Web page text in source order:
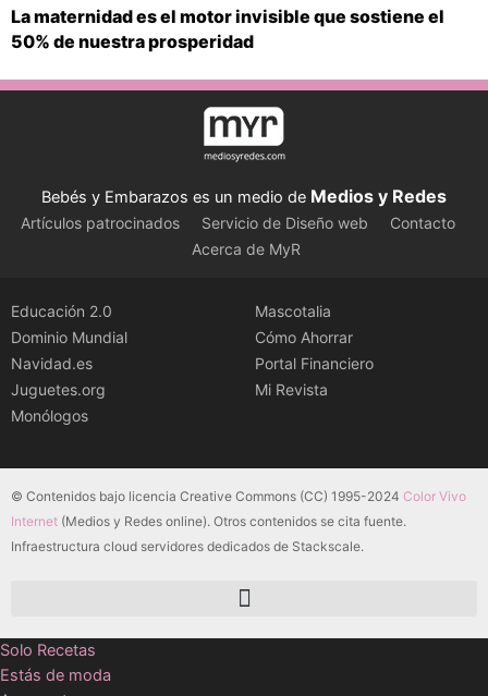
La maternidad es el motor invisible que sostiene el
50% de nuestra prosperidad
Bebés y Embarazos es un medio de Medios y Redes
Artículos patrocinados Servicio de Diseño web
Contacto
Acerca de MyR
Educación 2.0
Dominio Mundial
Navidad.es
Juguetes.org
Monólogos
Mascotalia
Cómo Ahorrar
Portal Financiero
Mi Revista
© Contenidos bajo licencia Creative Commons (CC) 1995-2024 Color Vivo
Internet (Medios y Redes online). Otros contenidos se cita fuente.
Infraestructura cloud servidores dedicados de Stackscale.
Solo Recetas
Estás de moda